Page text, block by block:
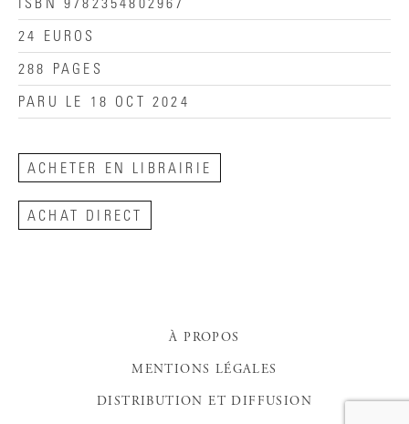
ISBN 9782354802967
24 EUROS
288 PAGES
PARU LE 18 OCT 2024
ACHETER EN LIBRAIRIE
ACHAT DIRECT
À PROPOS
MENTIONS LÉGALES
DISTRIBUTION ET DIFFUSION